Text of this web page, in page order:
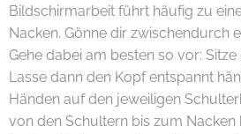
Bildschirmarbeit führt häufig zu
Nacken. Gönne dir zwischendurch
Gehe dabei am besten so vor:
Lasse dann den Kopf entspannt
Händen auf den jeweiligen
von den Schultern bis zum Nacken